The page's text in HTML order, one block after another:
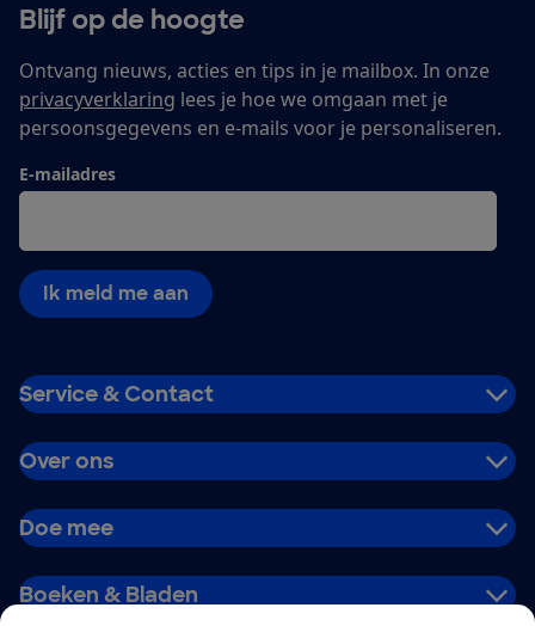
Blijf op de hoogte
Ontvang nieuws, acties en tips in je mailbox. In onze
privacyverklaring lees je hoe we omgaan met je
persoonsgegevens en e-mails voor je personaliseren.
E-mailadres
Ik meld me aan
Service & Contact
Over ons
Doe mee
Boeken & Bladen